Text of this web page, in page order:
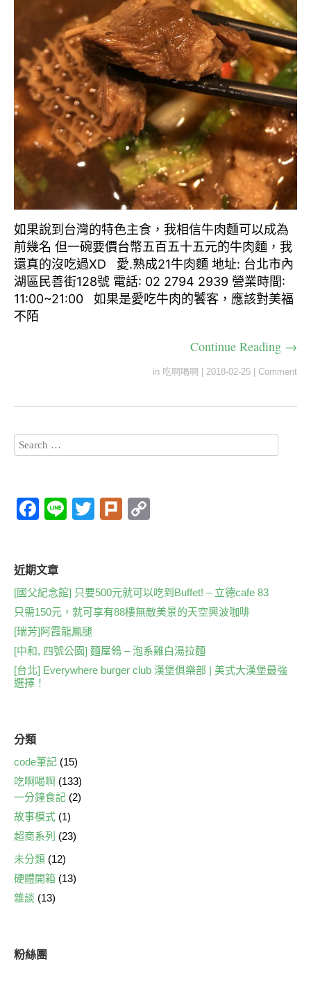
如果說到台灣的特色主食，我相信牛肉麵可以成為
前幾名 但一碗要價台幣五百五十五元的牛肉麵，我
還真的沒吃過XD 愛.熟成21牛肉麵 地址: 台北市內
湖區民善街128號 電話: 02 2794 2939 營業時間:
11:00~21:00 如果是愛吃牛肉的饕客，應該對美福
不陌
Continue Reading →
in 吃啊喝啊 2018-02-25 Comment
F
e
b
o
o
k
Li
T
Pl
Li
n
k
近期文章
[國父紀念館] 只要500元就可以吃到Buffet! – 立德cafe 83
只需150元，就可享有88樓無敵美景的天空興波咖啡
[瑞芳]阿霞龍鳳腿
[中和, 四號公園] 麵屋鴒 – 泡系雞白湯拉麵
[台北] Everywhere burger club 漢堡俱樂部 | 美式大漢堡最強
選擇！
分類
code筆記 (15)
吃啊喝啊 (133)
一分鐘食記 (2)
故事模式 (1)
超商系列 (23)
未分類 (12)
硬體開箱 (13)
雜談 (13)
粉絲團